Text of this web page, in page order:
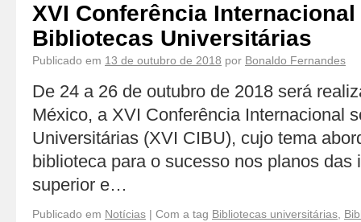
XVI Conferência
Bibliotecas Universitárias
Publicado em 13 de outubro de 2018 por Bonaldo Fernandes
De 24 a 26 de outubro de 2018 será
México, a XVI Conferência Internacional
Universitárias (XVI CIBU), cujo tema
biblioteca para o sucesso nos planos das
superior e…
Publicado em Notícias | Com a tag Bibliotecas universitárias